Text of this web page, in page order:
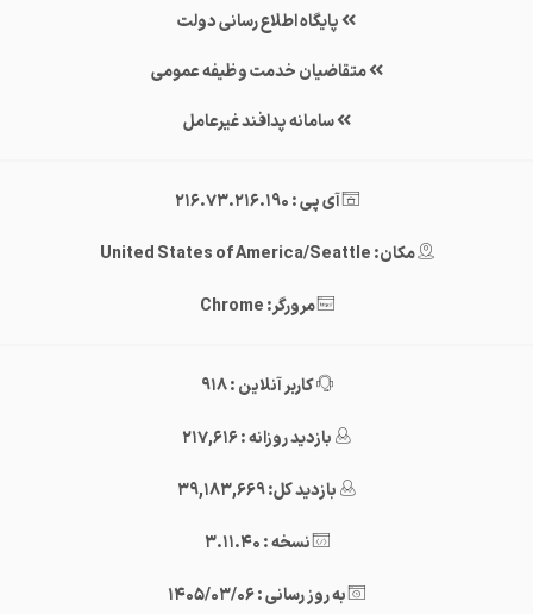
پایگاه اطلاع رسانی دولت
متقاضیان خدمت وظیفه عمومی
سامانه پدافند غیرعامل
آی پی : 216.73.216.190
مکان: United States of America/Seattle
مرورگر: Chrome
کاربر آنلاین : 918
بازدید روزانه : 217,616
بازدید کل: 39,183,669
نسخه : 3.11.40
به روز رسانی : 1405/03/06